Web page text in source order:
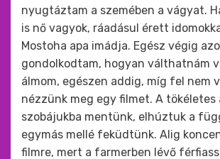
nyugtáztam a szemében a vágyat.
is nő vagyok, ráadásul érett
Mostoha apa imádja. Egész végig
gondolkodtam, hogyan válthatnám
álmom, egészen addig, míg fel nem
nézzünk meg egy filmet. A tökéletes
szobájukba mentünk, elhúztuk a
egymás mellé feküdtünk. Alig
filmre, mert a farmerben lévő